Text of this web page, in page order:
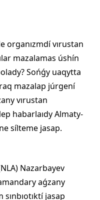
organızmdí vırustan
mazalamas úshín
Sońǵy uaqytta
mazalap júrgení
vırustan
habarlaıdy Almaty-
sílteme jasap.
Nazarbayev
aǵzany
jasap